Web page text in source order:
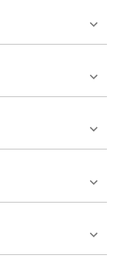
盲點偵測系統